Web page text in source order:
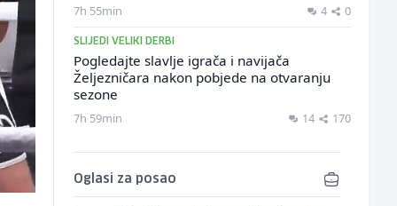
7h 55min 4 0
SLIJEDI VELIKI DERBI
Pogledajte slavlje igrača i navijača
Željezničara nakon pobjede na otvaranju
sezone
7h 59min 14 170
Oglasi za posao